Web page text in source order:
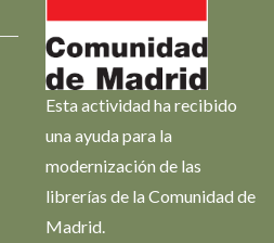
Esta actividad ha recibido
una ayuda para la
modernización de las
librerías de la Comunidad de
Madrid.